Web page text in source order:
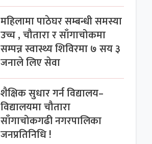
महिलामा पाठेघर सम्बन्धी समस्या
उच्च , चौतारा र साँगाचोकमा
सम्पन्न स्वास्थ्य शिविरमा ७ सय ३
जनाले लिए सेवा
शैक्षिक सुधार गर्न विद्यालय–
विद्यालयमा चौतारा
साँगाचोकगढी नगरपालिका
जनप्रतिनिधि !